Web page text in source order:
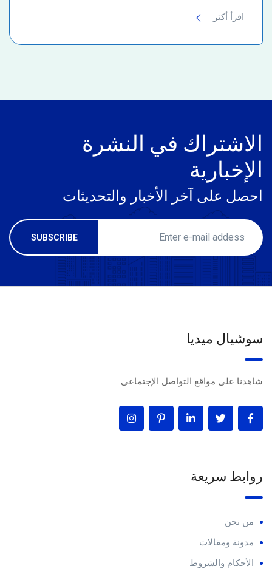
اقرأ أكثر
الاشتراك في النشرة
الإخبارية
احصل على آخر الأخبار والتحديثات
سوشيال ميديا
شاهدنا على مواقع التواصل الإجتماعى
روابط سريعة
من نحن
مدونة ومقالات
الأحكام والشروط